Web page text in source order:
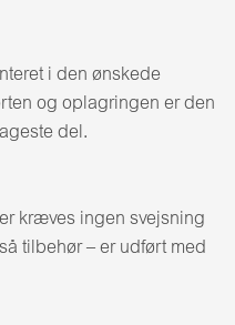
i den ønskede
og oplagringen er den
del.
kræves ingen svejsning
tilbehør – er udført med